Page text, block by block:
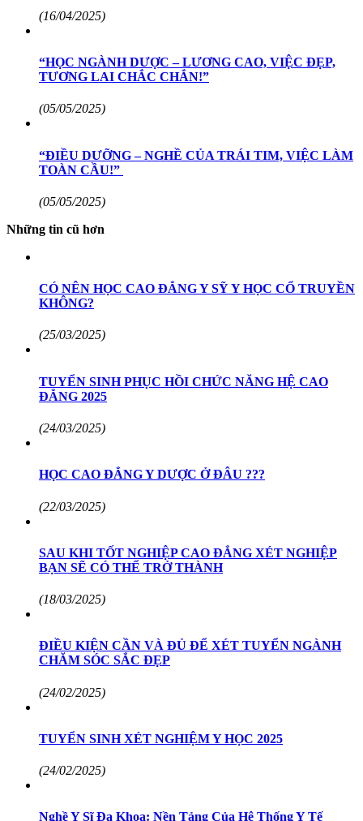
(16/04/2025)
“HỌC NGÀNH DƯỢC – LƯƠNG CAO, VIỆC ĐẸP,
TƯƠNG LAI CHẮC CHẮN!”
(05/05/2025)
“ĐIỀU DƯỠNG – NGHỀ CỦA TRÁI TIM, VIỆC LÀM
TOÀN CẦU!”
(05/05/2025)
Những tin cũ hơn
CÓ NÊN HỌC CAO ĐẲNG Y SỸ Y HỌC CỔ TRUYỀN
KHÔNG?
(25/03/2025)
TUYỂN SINH PHỤC HỒI CHỨC NĂNG HỆ CAO
ĐẲNG 2025
(24/03/2025)
HỌC CAO ĐẲNG Y DƯỢC Ở ĐÂU ???
(22/03/2025)
SAU KHI TỐT NGHIỆP CAO ĐẲNG XÉT NGHIỆP
BẠN SẼ CÓ THỂ TRỞ THÀNH
(18/03/2025)
ĐIỀU KIỆN CẦN VÀ ĐỦ ĐỂ XÉT TUYỂN NGÀNH
CHĂM SÓC SẮC ĐẸP
(24/02/2025)
TUYỂN SINH XÉT NGHIỆM Y HỌC 2025
(24/02/2025)
Nghề Y Sĩ Đa Khoa: Nền Tảng Của Hệ Thống Y Tế